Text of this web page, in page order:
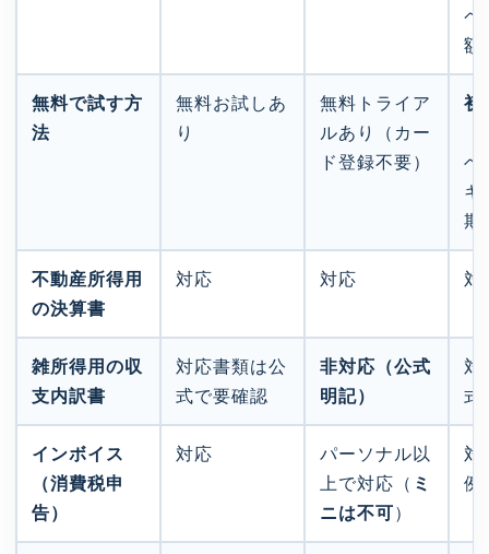
ペ
額
無料で試す方
法
無料お試しあ
り
無料トライア
ルあり（カー
ド登録不要）
初
ベ
キ
期
不動産所得用
の決算書
対応 対応 対
雑所得用の収
支内訳書
対応書類は公
式で要確認
非対応（公式
明記）
対
式
インボイス
（消費税申
告）
対応
パーソナル以
上で対応（ ミ
ニは不可）
対
例